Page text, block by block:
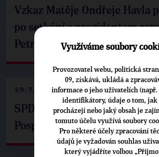
Vzkaz Matěje Ondřeje Havla
po setkání s prezidentem
Petrem Pavlem
29.7.2026
SPD už není ve zprávě o
Pospíšil: Je tu pachuť
Využíváme soubory
Provozovatel webu, politická
09, získává, ukládá a
informace o jeho uživatelích (např.
identifikátory, údaje o tom, jak
procházejí nebo jaký obsah je
tomuto účelu využívá soubory
Pro některé účely zpracování
údajů je vyžadován souhlas
který vyjádříte volbou